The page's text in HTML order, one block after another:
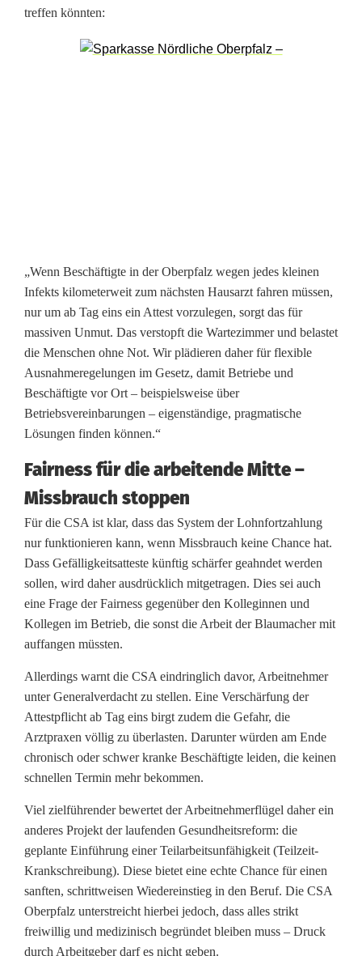
c
S
A
O
b
e
r
p
f
l
z
f
d
e
r
t
A
u
g
e
treffen könnten:
„Wenn Beschäftigte in der Oberpfalz wegen jedes kleinen
Infekts kilometerweit zum nächsten Hausarzt fahren müssen,
nur um ab Tag eins ein Attest vorzulegen, sorgt das für
massiven Unmut. Das verstopft die Wartezimmer und belastet
die Menschen ohne Not. Wir plädieren daher für flexible
Ausnahmeregelungen im Gesetz, damit Betriebe und
Beschäftigte vor Ort – beispielsweise über
Betriebsvereinbarungen – eigenständige, pragmatische
Lösungen finden können.“
Fairness für die arbeitende Mitte –
Missbrauch stoppen
Für die CSA ist klar, dass das System der Lohnfortzahlung
nur funktionieren kann, wenn Missbrauch keine Chance hat.
Dass Gefälligkeitsatteste künftig schärfer geahndet werden
sollen, wird daher ausdrücklich mitgetragen. Dies sei auch
eine Frage der Fairness gegenüber den Kolleginnen und
Kollegen im Betrieb, die sonst die Arbeit der Blaumacher mit
auffangen müssten.
Allerdings warnt die CSA eindringlich davor, Arbeitnehmer
unter Generalverdacht zu stellen. Eine Verschärfung der
Attestpflicht ab Tag eins birgt zudem die Gefahr, die
Arztpraxen völlig zu überlasten. Darunter würden am Ende
chronisch oder schwer kranke Beschäftigte leiden, die keinen
schnellen Termin mehr bekommen.
Viel zielführender bewertet der Arbeitnehmerflügel daher ein
anderes Projekt der laufenden Gesundheitsreform: die
geplante Einführung einer Teilarbeitsunfähigkeit (Teilzeit-
Krankschreibung). Diese bietet eine echte Chance für einen
sanften, schrittweisen Wiedereinstieg in den Beruf. Die CSA
Oberpfalz unterstreicht hierbei jedoch, dass alles strikt
freiwillig und medizinisch begründet bleiben muss – Druck
durch Arbeitgeber darf es nicht geben.